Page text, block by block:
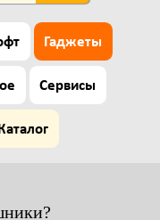
Гаджеты
Сервисы
Каталог